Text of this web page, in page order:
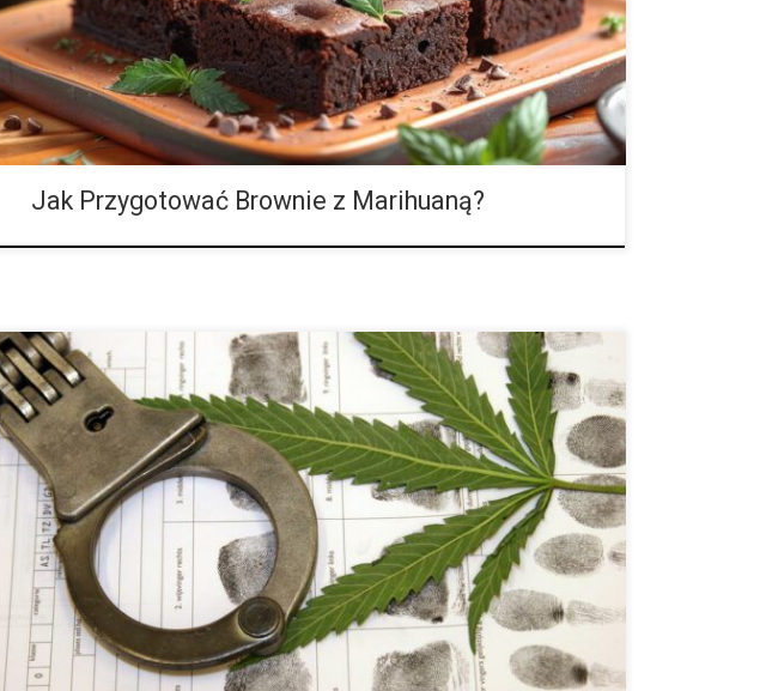
przepisów są klasyczne cannabis brownies – czyli ciastka czekoladowe z dodatkiem
marihuany. W tym artykule znajdziesz […]
Jak Przygotować Brownie z Marihuaną?
W kontekście globalnej epidemii i podczas gdy temat chorób zakaźnych jest na
pierwszym planie, chcielibyśmy skorzystać z okazji, aby porozmawiać o tym, jak
ważne są procedury kwarantanny w kontroli patogenów roślinnych, które mogą
potencjalnie zepsuć całą naszą domową uprawę marihuany, co staje się szczególnym
ryzykiem, gdy wprowadzamy nowe sadzonki do naszego ogrodu. Wiele dowodów
sugeruje, że tam, gdzie władze szybko wdrożyły kwarantannę wraz z odpowiednimi
środkami zapobiegawczymi, populacja była znacznie […]